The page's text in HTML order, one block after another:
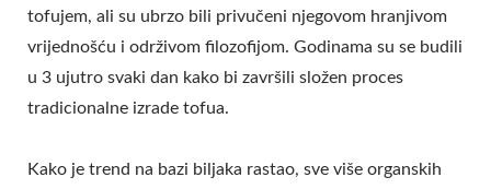
tofujem, ali su ubrzo bili privučeni njegovom hranjivom
vrijednošću i održivom filozofijom. Godinama su se budili
u 3 ujutro svaki dan kako bi završili složen proces
tradicionalne izrade tofua.
Kako je trend na bazi biljaka rastao, sve više organskih